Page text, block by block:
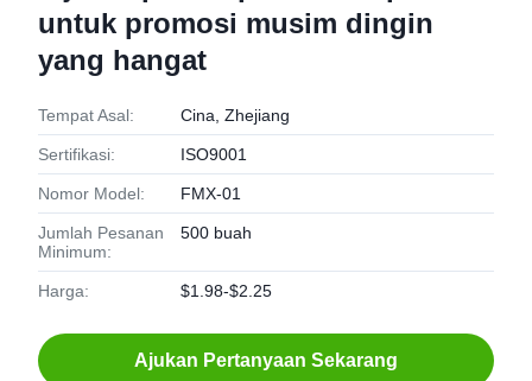
untuk promosi musim dingin
yang hangat
Tempat Asal: Cina, Zhejiang
Sertifikasi: ISO9001
Nomor Model: FMX-01
Jumlah Pesanan
Minimum:
500 buah
Harga: $1.98-$2.25
Ajukan Pertanyaan Sekarang